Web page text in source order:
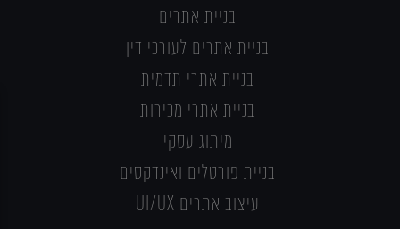
בניית אתרים
בניית אתרים לעורכי דין
בניית אתרי תדמית
בניית אתרי מכירות
מיתוג עסקי
בניית פורטלים ואינדקסים
עיצוב אתרים UI/UX